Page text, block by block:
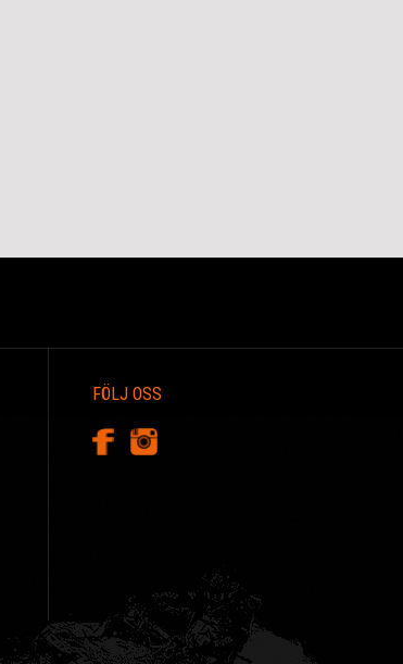
FÖLJ OSS